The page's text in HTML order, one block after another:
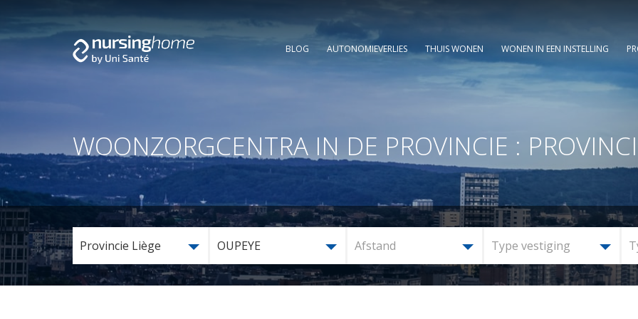
BLOG AUTONOMIEVERLIES THUIS WONEN WONEN IN EEN INSTELLING
WOONZORGCENTRA IN DE PROVINCIE :
Provincie Liège OUPEYE Afstand Type vestiging